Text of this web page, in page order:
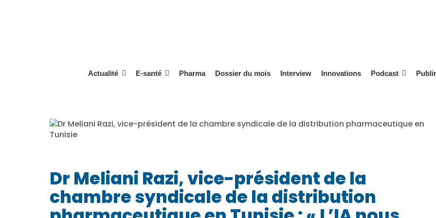
Actualité E-santé Pharma Dossier du mois Interview Innovations Podcast
Dr Meliani Razi, vice-président de la
chambre syndicale de la distribution